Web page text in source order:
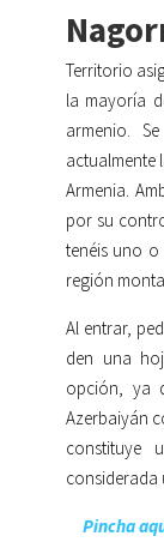
Territorio
la mayoría
armenio.
actualmente
Armenia.
por su
tenéis uno o
región
Al entrar,
den una
opción, ya
Azerbaiyán
constituye
considerada
Pincha